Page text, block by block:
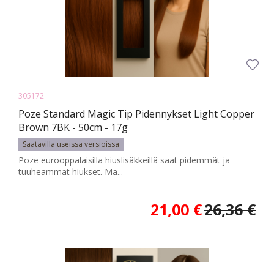
305172
Poze Standard Magic Tip Pidennykset Light Copper
Brown 7BK - 50cm - 17g
Saatavilla useissa versioissa
Poze eurooppalaisilla hiuslisäkkeillä saat pidemmät ja
tuuheammat hiukset. Ma...
21,00 €26,36 €